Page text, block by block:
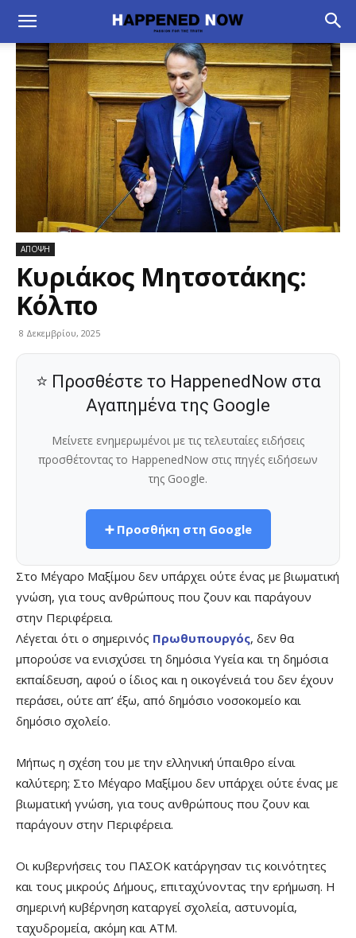
ΑΠΟΨΗ
Κυριάκος Μητσοτάκης:
Κόλπο
8 Δεκεμβρίου, 2025
⭐ Προσθέστε το HappenedNow στα
Αγαπημένα της Google
Μείνετε ενημερωμένοι με τις τελευταίες ειδήσεις
προσθέτοντας το HappenedNow στις πηγές ειδήσεων
της Google.
➕ Προσθήκη στη Google
Στο Μέγαρο Μαξίμου δεν υπάρχει ούτε ένας με βιωματική
γνώση, για τους ανθρώπους που ζουν και παράγουν
στην Περιφέρεια.
Λέγεται ότι ο σημερινός Πρωθυπουργός, δεν θα
μπορούσε να ενισχύσει τη δημόσια Υγεία και τη δημόσια
εκπαίδευση, αφού ο ίδιος και η οικογένειά του δεν έχουν
περάσει, ούτε απ’ έξω, από δημόσιο νοσοκομείο και
δημόσιο σχολείο.
Μήπως η σχέση του με την ελληνική ύπαιθρο είναι
καλύτερη; Στο Μέγαρο Μαξίμου δεν υπάρχει ούτε ένας με
βιωματική γνώση, για τους ανθρώπους που ζουν και
παράγουν στην Περιφέρεια.
Οι κυβερνήσεις του ΠΑΣΟΚ κατάργησαν τις κοινότητες
και τους μικρούς Δήμους, επιταχύνοντας την ερήμωση. Η
σημερινή κυβέρνηση καταργεί σχολεία, αστυνομία,
ταχυδρομεία, ακόμη και ΑΤΜ.